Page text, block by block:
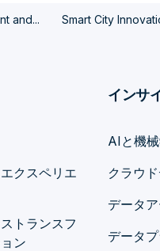
and... Smart City
クスペリエ
トランスフ
ン
インサ
AIと機
クラウ
データ
データ